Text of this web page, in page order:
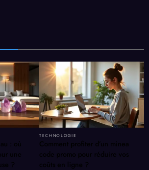
: où
une
?
TECHNOLOGIE
Comment profiter d’un minea
code promo pour réduire vos
coûts en ligne ?